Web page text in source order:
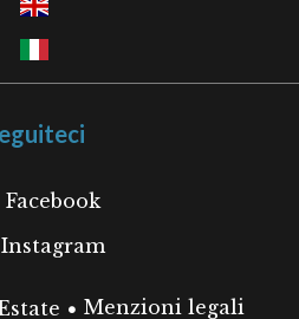
Facebook
Instagram
Menzioni legali